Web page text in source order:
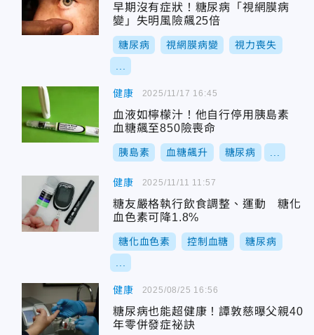
早期沒有症狀！糖尿病「視網膜病
變」失明風險飆25倍
糖尿病 視網膜病變 視力喪失
健康
血液如檸檬汁！他自行停用胰島素
血糖飆至850險喪命
胰島素 血糖飆升 糖尿病
2025/11/17 16:45
健康
糖友嚴格執行飲食調整、運動 糖化
血色素可降1.8%
糖化血色素 控制血糖 糖尿病
2025/11/11 11:57
健康
糖尿病也能超健康！譚敦慈曝父親40
年零併發症祕訣
2025/08/25 16:56